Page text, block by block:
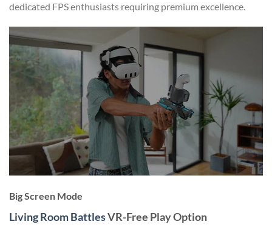
dedicated FPS enthusiasts requiring premium excellence.
Big Screen Mode
Living Room BattlesVR-Free Play Option